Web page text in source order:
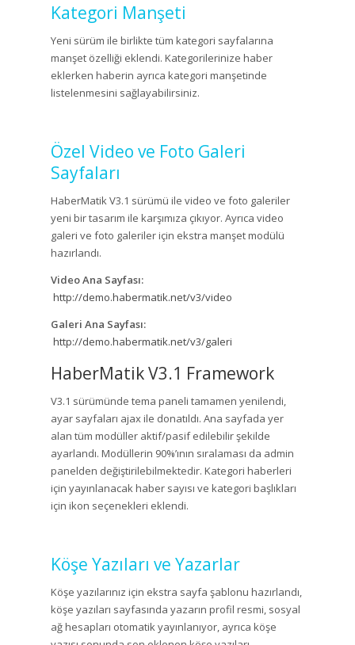
Kategori Manşeti
Yeni sürüm ile birlikte tüm kategori sayfalarına
manşet özelliği eklendi. Kategorilerinize haber
eklerken haberin ayrıca kategori manşetinde
listelenmesini sağlayabilirsiniz.
Özel Video ve Foto Galeri
Sayfaları
HaberMatik V3.1 sürümü ile video ve foto galeriler
yeni bir tasarım ile karşımıza çıkıyor. Ayrıca video
galeri ve foto galeriler için ekstra manşet modülü
hazırlandı.
Video Ana Sayfası:
http://demo.habermatik.net/v3/video
Galeri Ana Sayfası:
http://demo.habermatik.net/v3/galeri
HaberMatik V3.1 Framework
V3.1 sürümünde tema paneli tamamen yenilendi,
ayar sayfaları ajax ile donatıldı. Ana sayfada yer
alan tüm modüller aktif/pasif edilebilir şekilde
ayarlandı. Modüllerin 90%’ının sıralaması da admin
panelden değiştirilebilmektedir. Kategori haberleri
için yayınlanacak haber sayısı ve kategori başlıkları
için ikon seçenekleri eklendi.
Köşe Yazıları ve Yazarlar
Köşe yazılarınız için ekstra sayfa şablonu hazırlandı,
köşe yazıları sayfasında yazarın profil resmi, sosyal
ağ hesapları otomatik yayınlanıyor, ayrıca köşe